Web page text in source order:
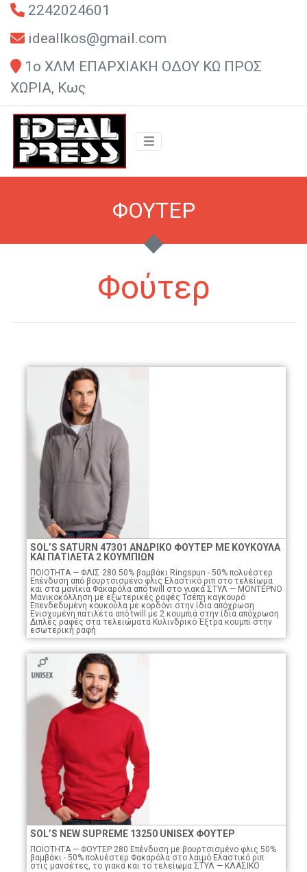
2242024601
ideallkos@gmail.com
1ο ΧΛΜ ΕΠΑΡΧΙΑΚΗ ΟΔΟΥ ΚΩ ΠΡΟΣ
ΧΩΡΙΑ, Κως
ΦΟΥΤΕΡ
Φούτερ
SOL’S SATURN 47301 ΑΝΔΡΙΚΟ ΦΟΥΤΕΡ ΜΕ ΚΟΥΚΟΥΛΑ
ΚΑΙ ΠΑΤΙΛΕΤΑ 2 ΚΟΥΜΠΙΩΝ
ΠΟΙΟTHTA — ΦΛΙΣ 280 50% βαμβάκι Ringspun - 50% πολυέστερ
Eπένδυση από βουρτσισμένο φλις Eλαστικό ριπ στο τελείωμα
και στα μανίκια Φακαρόλα από twill στο γιακά ΣΤΥΛ — ΜΟΝΤΕΡΝΟ
Μανικοκόλληση με εξωτερικές ραφές Τσέπη καγκουρό
Επενδεδυμένη κουκούλα με κορδόνι στην ίδια απόχρωση
Ενισχυμένη πατιλέτα από twill με 2 κουμπιά στην ίδια απόχρωση
Διπλές ραφές στα τελειώματα Κυλινδρικό Έξτρα κουμπί στην
εσωτερική ραφή
SOL’S NEW SUPREME 13250 UNISEX ΦΟΥΤΕΡ
ΠΟΙΟTHTA — ΦΟΥΤΕΡ 280 Επένδυση με βουρτσισμένο φλις 50%
βαμβάκι - 50% πολυέστερ Φακαρόλα στο λαιμό Ελαστικό ριπ
στις μανσέτες, το γιακά και το τελείωμα ΣΤΥΛ — ΚΛΑΣΙΚΟ